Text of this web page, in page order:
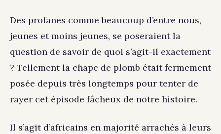
Des profanes comme beaucoup d’entre nous,
jeunes et moins jeunes, se poseraient la
question de savoir de quoi s’agit-il exactement
? Tellement la chape de plomb était fermement
posée depuis très longtemps pour tenter de
rayer cet épisode fâcheux de notre histoire.
Il s’agit d’africains en majorité arrachés à leurs